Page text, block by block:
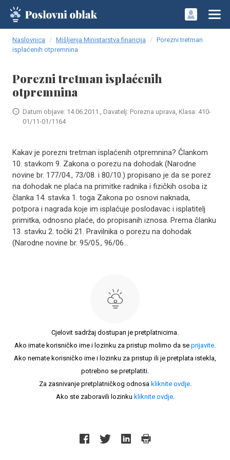
Naslovnica Mišljenja Ministarstva financija
Porezni tretman
isplaćenih otpremnina
Porezni tretman isplaćenih
otpremnina
Datum objave: 14.06.2011., Davatelj: Porezna uprava, Klasa: 410-
01/11-01/1164
Kakav je porezni tretman isplaćenih otpremnina? Člankom
10. stavkom 9. Zakona o porezu na dohodak (Narodne
novine br. 177/04., 73/08. i 80/10.) propisano je da se porez
na dohodak ne plaća na primitke radnika i fizičkih osoba iz
članka 14. stavka 1. toga Zakona po osnovi naknada,
potpora i nagrada koje im isplaćuje poslodavac i isplatitelj
primitka, odnosno plaće, do propisanih iznosa. Prema članku
13. stavku 2. točki 21. Pravilnika o porezu na dohodak
(Narodne novine br. 95/05., 96/06...
Cjelovit sadržaj dostupan je pretplatnicima.
Ako imate korisničko ime i lozinku za pristup molimo da se prijavite.
Ako nemate korisničko ime i lozinku za pristup ili je pretplata istekla,
potrebno se pretplatiti.
Za zasnivanje pretplatničkog odnosa kliknite ovdje.
Ako ste zaboravili lozinku kliknite ovdje.